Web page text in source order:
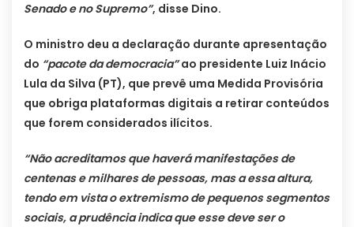
Senado e no Supremo”, disse Dino.
O ministro deu a declaração durante apresentação
do “pacote da democracia”ao presidente Luiz Inácio
Lula da Silva (PT), que prevê uma Medida Provisória
que obriga plataformas digitais a retirar conteúdos
que forem considerados ilícitos.
“Não acreditamos que haverá manifestações de
centenas e milhares de pessoas, mas a essa altura,
tendo em vista o extremismo de pequenos segmentos
sociais, a prudência indica que esse deve ser o